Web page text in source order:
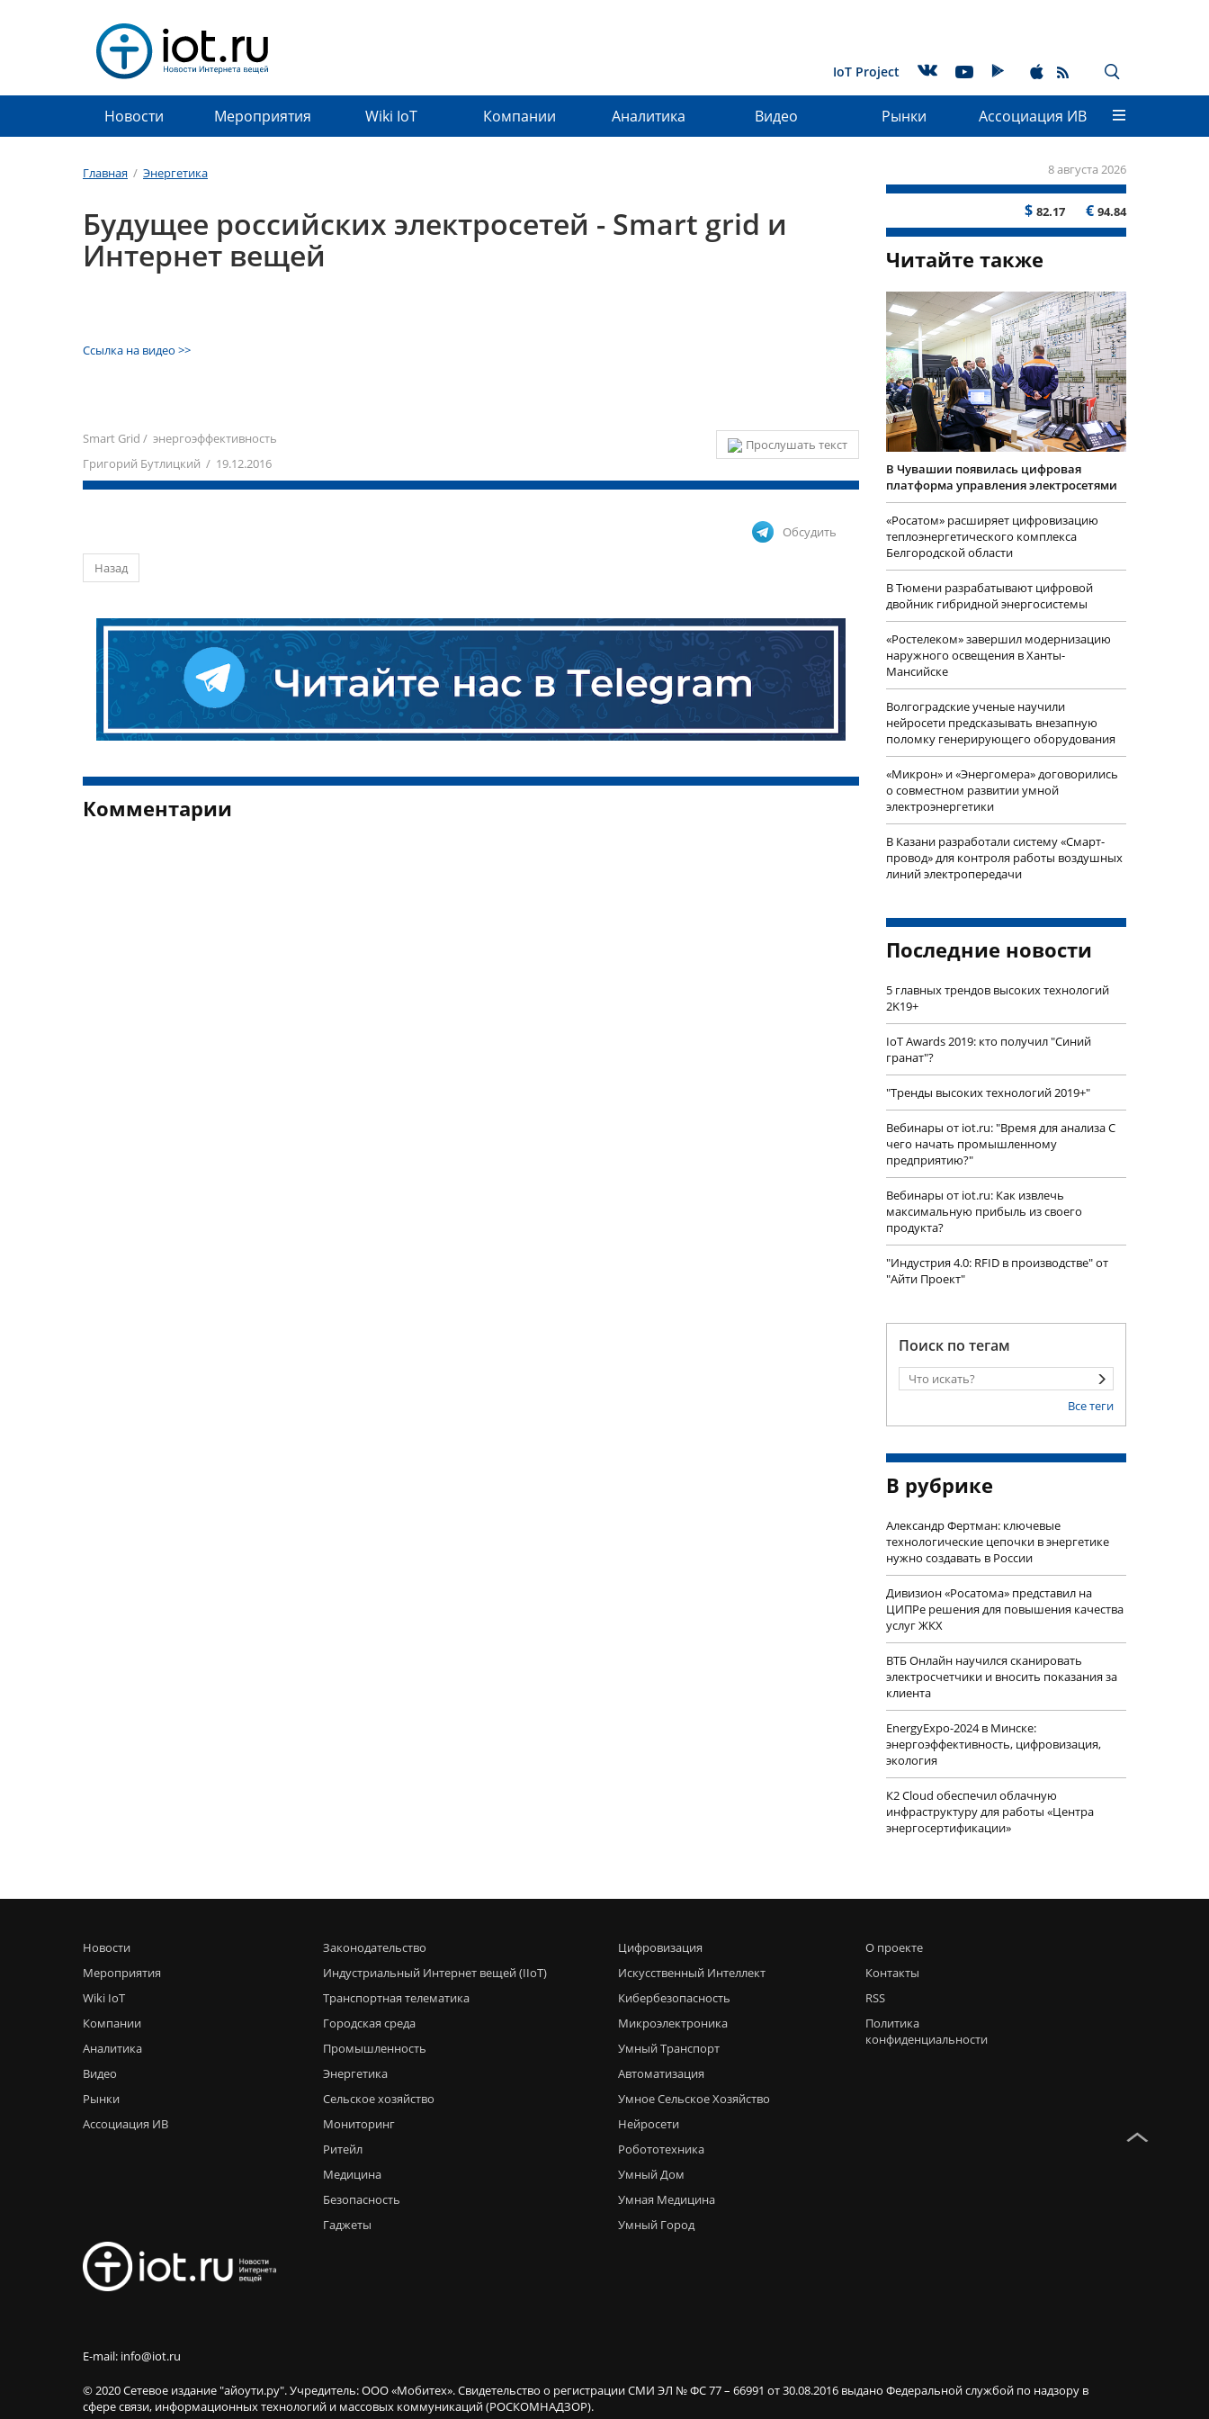
IoT Project
Новости Мероприятия Wiki IoT Компании Аналитика Видео Рынки Ассоциация ИВ
Главная / Энергетика 8 августа 2026
$ 82.17 € 94.84
Будущее российских электросетей - Smart grid и
Интернет вещей
Ссылка на видео >>
Прослушать текст
Smart Grid / энергоэффективность
Григорий Бутлицкий / 19.12.2016
Обсудить
Назад
Комментарии
Читайте также
В Чувашии появилась цифровая
платформа управления электросетями
«Росатом» расширяет цифровизацию
теплоэнергетического комплекса
Белгородской области
В Тюмени разрабатывают цифровой
двойник гибридной энергосистемы
«Ростелеком» завершил модернизацию
наружного освещения в Ханты-
Мансийске
Волгоградские ученые научили
нейросети предсказывать внезапную
поломку генерирующего оборудования
«Микрон» и «Энергомера» договорились
о совместном развитии умной
электроэнергетики
В Казани разработали систему «Смарт-
провод» для контроля работы воздушных
линий электропередачи
Последние новости
5 главных трендов высоких технологий
2K19+
IoT Awards 2019: кто получил "Синий
гранат"?
"Тренды высоких технологий 2019+"
Вебинары от iot.ru: "Время для анализа С
чего начать промышленному
предприятию?"
Вебинары от iot.ru: Как извлечь
максимальную прибыль из своего
продукта?
"Индустрия 4.0: RFID в производстве" от
"Айти Проект"
Поиск по тегам
Все теги
В рубрике
Александр Фертман: ключевые
технологические цепочки в энергетике
нужно создавать в России
Дивизион «Росатома» представил на
ЦИПРе решения для повышения качества
услуг ЖКХ
ВТБ Онлайн научился сканировать
электросчетчики и вносить показания за
клиента
EnergyExpo-2024 в Минске:
энергоэффективность, цифровизация,
экология
К2 Cloud обеспечил облачную
инфраструктуру для работы «Центра
энергосертификации»
Новости
Мероприятия
Wiki IoT
Компании
Аналитика
Видео
Рынки
Ассоциация ИВ
Законодательство
Индустриальный Интернет вещей (IIoT)
Транспортная телематика
Городская среда
Промышленность
Энергетика
Сельское хозяйство
Мониторинг
Ритейл
Медицина
Безопасность
Гаджеты
Цифровизация
Искусственный Интеллект
Кибербезопасность
Микроэлектроника
Умный Транспорт
Автоматизация
Умное Сельское Хозяйство
Нейросети
Робототехника
Умный Дом
Умная Медицина
Умный Город
О проекте
Контакты
RSS
Политика
конфиденциальности
E-mail: info@iot.ru
© 2020 Сетевое издание "айоути.ру". Учредитель: ООО «Мобитех». Свидетельство о регистрации СМИ ЭЛ № ФС 77 – 66991 от 30.08.2016 выдано Федеральной службой по надзору в
сфере связи, информационных технологий и массовых коммуникаций (РОСКОМНАДЗОР).